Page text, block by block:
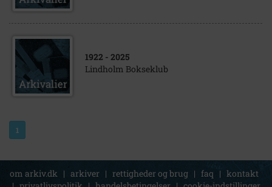
1922 - 2025
Lindholm Bokseklub
1
om arkiv.dk | arkiver | rettigheder og brug | faq | kontakt